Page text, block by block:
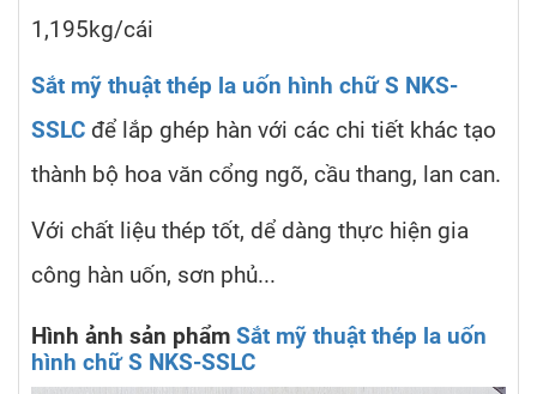
1,195kg/cái
Sắt mỹ thuật thép la uốn hình chữ S NKS-
SSLC để lắp ghép hàn với các chi tiết khác tạo
thành bộ hoa văn cổng ngõ, cầu thang, lan can.
Với chất liệu thép tốt, dể dàng thực hiện gia
công hàn uốn, sơn phủ...
Hình ảnh sản phẩm Sắt mỹ thuật thép la uốn
hình chữ S NKS-SSLC